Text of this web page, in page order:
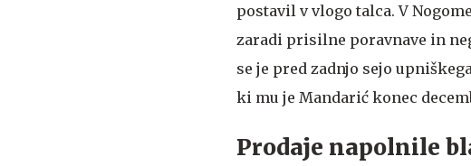
postavil v vlogo talca. V
zaradi prisilne poravnave in
se je pred zadnjo sejo
ki mu je Mandarić konec
Prodaje napolnile